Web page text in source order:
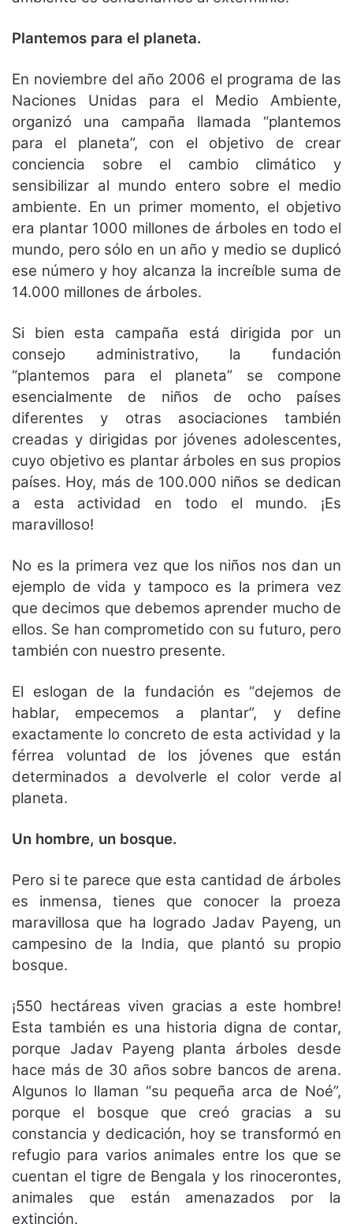
Plantemos para el planeta.
En noviembre del año 2006 el programa de las
Naciones Unidas para el Medio Ambiente,
organizó una campaña llamada “plantemos
para el planeta”, con el objetivo de crear
conciencia sobre el cambio climático y
sensibilizar al mundo entero sobre el medio
ambiente. En un primer momento, el objetivo
era plantar 1000 millones de árboles en todo el
mundo, pero sólo en un año y medio se duplicó
ese número y hoy alcanza la increíble suma de
14.000 millones de árboles.
Si bien esta campaña está dirigida por un
consejo administrativo, la fundación
“plantemos para el planeta” se compone
esencialmente de niños de ocho países
diferentes y otras asociaciones también
creadas y dirigidas por jóvenes adolescentes,
cuyo objetivo es plantar árboles en sus propios
países. Hoy, más de 100.000 niños se dedican
a esta actividad en todo el mundo. ¡Es
maravilloso!
No es la primera vez que los niños nos dan un
ejemplo de vida y tampoco es la primera vez
que decimos que debemos aprender mucho de
ellos. Se han comprometido con su futuro, pero
también con nuestro presente.
El eslogan de la fundación es “dejemos de
hablar, empecemos a plantar”, y define
exactamente lo concreto de esta actividad y la
férrea voluntad de los jóvenes que están
determinados a devolverle el color verde al
planeta.
Un hombre, un bosque.
Pero si te parece que esta cantidad de árboles
es inmensa, tienes que conocer la proeza
maravillosa que ha logrado Jadav Payeng, un
campesino de la India, que plantó su propio
bosque.
¡550 hectáreas viven gracias a este hombre!
Esta también es una historia digna de contar,
porque Jadav Payeng planta árboles desde
hace más de 30 años sobre bancos de arena.
Algunos lo llaman “su pequeña arca de Noé”,
porque el bosque que creó gracias a su
constancia y dedicación, hoy se transformó en
refugio para varios animales entre los que se
cuentan el tigre de Bengala y los rinocerontes,
animales que están amenazados por la
extinción.